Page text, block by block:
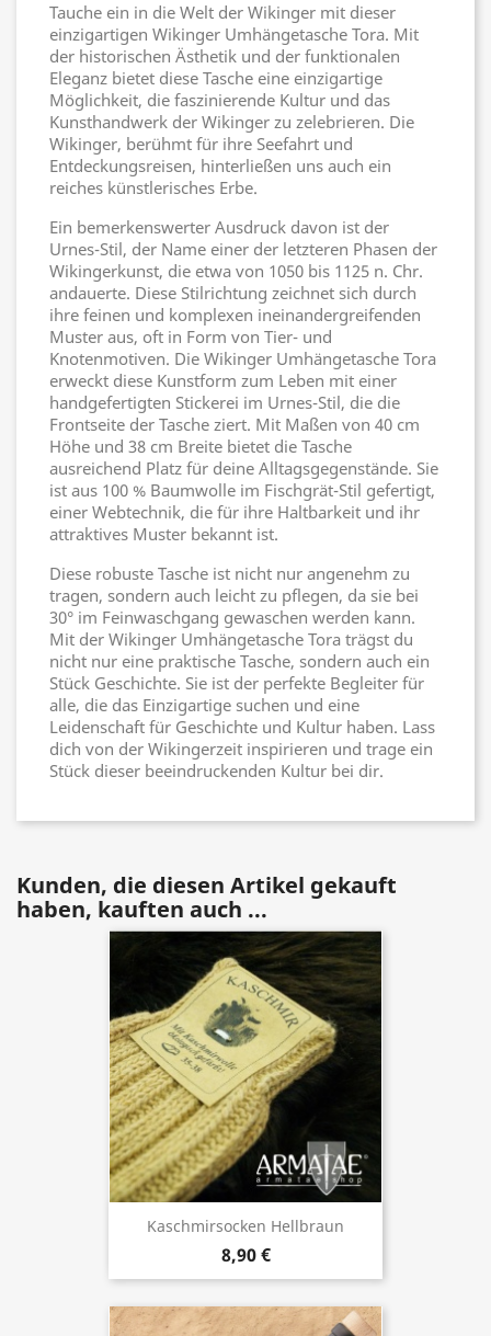
Tauche ein in die Welt der Wikinger mit dieser
einzigartigen Wikinger Umhängetasche Tora. Mit
der historischen Ästhetik und der funktionalen
Eleganz bietet diese Tasche eine einzigartige
Möglichkeit, die faszinierende Kultur und das
Kunsthandwerk der Wikinger zu zelebrieren. Die
Wikinger, berühmt für ihre Seefahrt und
Entdeckungsreisen, hinterließen uns auch ein
reiches künstlerisches Erbe.
Ein bemerkenswerter Ausdruck davon ist der
Urnes-Stil, der Name einer der letzteren Phasen der
Wikingerkunst, die etwa von 1050 bis 1125 n. Chr.
andauerte. Diese Stilrichtung zeichnet sich durch
ihre feinen und komplexen ineinandergreifenden
Muster aus, oft in Form von Tier- und
Knotenmotiven. Die Wikinger Umhängetasche Tora
erweckt diese Kunstform zum Leben mit einer
handgefertigten Stickerei im Urnes-Stil, die die
Frontseite der Tasche ziert. Mit Maßen von 40 cm
Höhe und 38 cm Breite bietet die Tasche
ausreichend Platz für deine Alltagsgegenstände. Sie
ist aus 100 % Baumwolle im Fischgrät-Stil gefertigt,
einer Webtechnik, die für ihre Haltbarkeit und ihr
attraktives Muster bekannt ist.
Diese robuste Tasche ist nicht nur angenehm zu
tragen, sondern auch leicht zu pflegen, da sie bei
30° im Feinwaschgang gewaschen werden kann.
Mit der Wikinger Umhängetasche Tora trägst du
nicht nur eine praktische Tasche, sondern auch ein
Stück Geschichte. Sie ist der perfekte Begleiter für
alle, die das Einzigartige suchen und eine
Leidenschaft für Geschichte und Kultur haben. Lass
dich von der Wikingerzeit inspirieren und trage ein
Stück dieser beeindruckenden Kultur bei dir.
Kunden, die diesen Artikel gekauft
haben, kauften auch ...
Kaschmirsocken Hellbraun
8,90 €